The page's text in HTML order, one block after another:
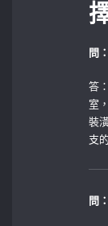
問
答
室
裝
支
問